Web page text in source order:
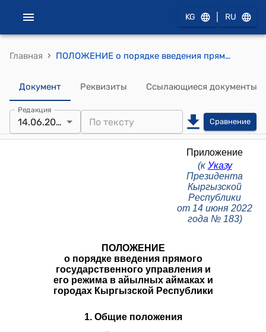
KG RU
Главная › ПОЛОЖЕНИЕ о порядке введения прямого государственного управления и его режима в айылных аймаках и городах Кыргызской Республики (к Указу Президента Кыргызской Республики от 14 июня 2022 года № 183)
Документ Реквизиты Ссылающиеся документы
Редакция
14.06.2022 Сравнение